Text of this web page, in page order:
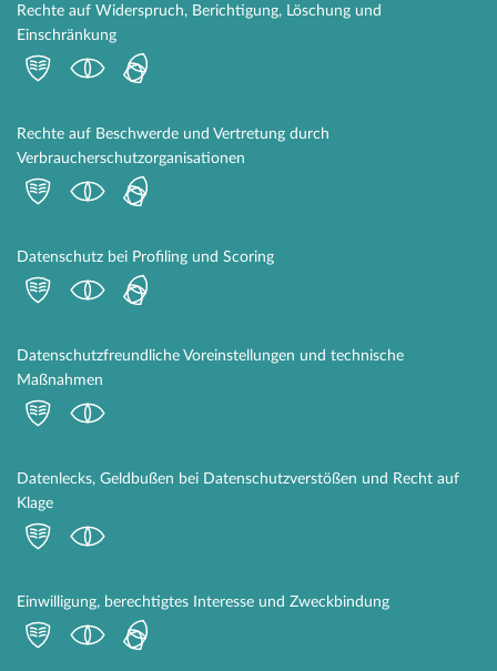
Rechte auf Widerspruch, Berichtigung, Löschung und
Einschränkung
Rechte auf Beschwerde und Vertretung durch
Verbraucherschutzorganisationen
Datenschutz bei Profiling und Scoring
Datenschutzfreundliche Voreinstellungen und technische
Maßnahmen
Datenlecks, Geldbußen bei Datenschutzverstößen und Recht auf
Klage
Einwilligung, berechtigtes Interesse und Zweckbindung